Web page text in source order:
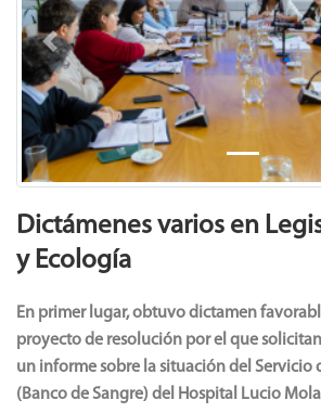
Previous
Dictámenes varios en
y Ecología
En primer lugar, obtuvo dictamen
proyecto de resolución por el que
un informe sobre la situación del Servicio
(Banco de Sangre) del Hospital Lucio